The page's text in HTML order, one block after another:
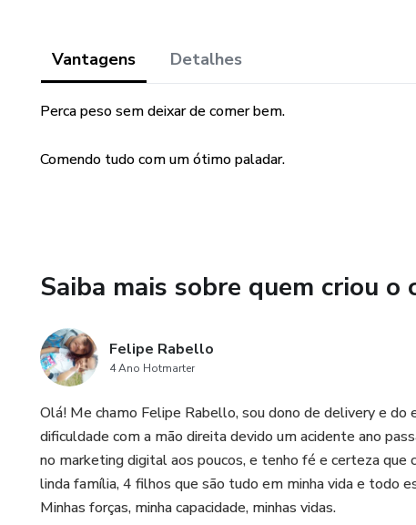
Vantagens Detalhes
Perca peso sem deixar de comer bem.
Comendo tudo com um ótimo paladar.
Saiba mais sobre quem criou o
Felipe Rabello
4 Ano Hotmarter
Olá! Me chamo Felipe Rabello, sou dono de delivery e
dificuldade com a mão direita devido um acidente ano
no marketing digital aos poucos, e tenho fé e certeza que
linda família, 4 filhos que são tudo em minha vida e todo
Minhas forças, minha capacidade, minhas vidas.